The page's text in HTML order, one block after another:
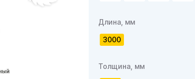
Длина, мм
3000
Толщина, мм